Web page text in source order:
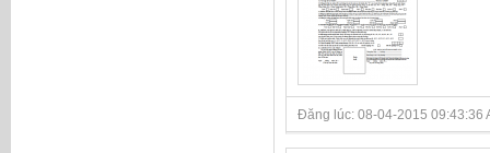
Đăng lúc: 08-04-2015 09:43:36